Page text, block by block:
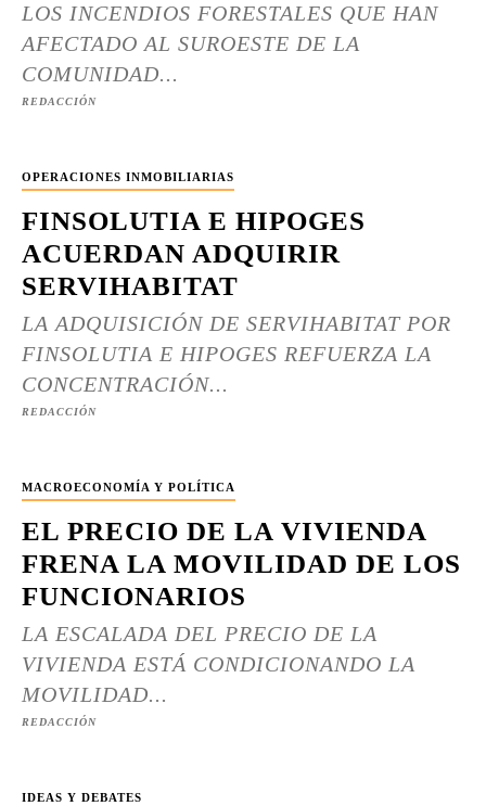
LOS INCENDIOS FORESTALES QUE HAN
AFECTADO AL SUROESTE DE LA
COMUNIDAD...
REDACCIÓN
OPERACIONES INMOBILIARIAS
FINSOLUTIA E HIPOGES
ACUERDAN ADQUIRIR
SERVIHABITAT
LA ADQUISICIÓN DE SERVIHABITAT POR
FINSOLUTIA E HIPOGES REFUERZA LA
CONCENTRACIÓN...
REDACCIÓN
MACROECONOMÍA Y POLÍTICA
EL PRECIO DE LA VIVIENDA
FRENA LA MOVILIDAD DE LOS
FUNCIONARIOS
LA ESCALADA DEL PRECIO DE LA
VIVIENDA ESTÁ CONDICIONANDO LA
MOVILIDAD...
REDACCIÓN
IDEAS Y DEBATES